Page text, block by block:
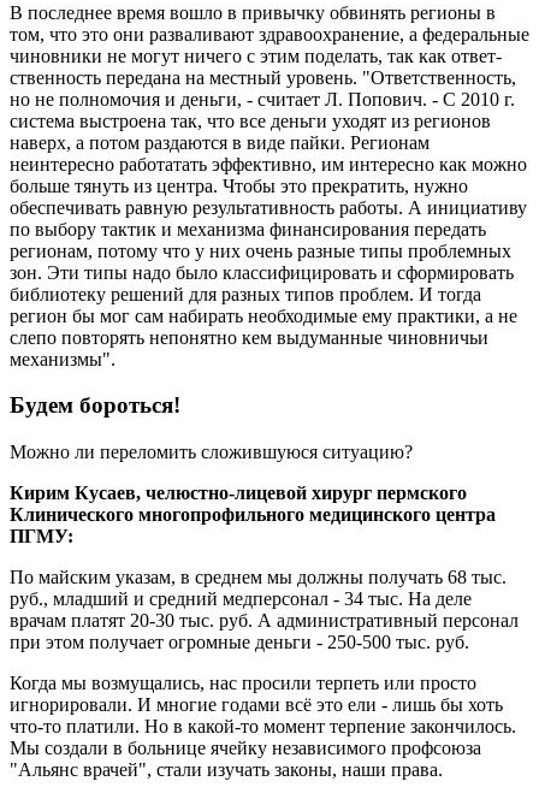
В последнее время вошло в привычку обвинять регионы в
том, что это они разваливают здравоохранение, а федеральные
чиновники не могут ничего с этим поделать, так как ответ­
ственность передана на местный уровень. "Ответственность,
но не полномочия и деньги, - считает Л. Попович. - С 2010 г.
система выстроена так, что все деньги уходят из регионов
наверх, а потом раздаются в виде пайки. Регионам
неинтересно работатать эффективно, им интересно как можно
больше тянуть из центра. Чтобы это прекратить, нужно
обеспечивать равную результативность работы. А инициативу
по выбору тактик и механизма финансирования передать
регионам, потому что у них очень разные типы проблемных
зон. Эти типы надо было классифицировать и сформировать
библиотеку решений для разных типов проблем. И тогда
регион бы мог сам набирать необходимые ему практики, а не
слепо повторять непонятно кем выдуманные чиновничьи
механизмы".
Будем бороться!
Можно ли переломить сложившуюся ситуацию?
Кирим Кусаев, челюстно-лицевой хирург пермского
Клинического много­профильного медицин­ского центра
ПГМУ:
По майским указам, в среднем мы должны получать 68 тыс.
руб., младший и средний медперсонал - 34 тыс. На деле
врачам платят 20-30 тыс. руб. А административный персонал
при этом получает огромные деньги - 250-500 тыс. руб.
Когда мы возмущались, нас просили терпеть или просто
игнорировали. И многие годами всё это ели - лишь бы хоть
что-то платили. Но в какой-то момент терпение закончилось.
Мы создали в больнице ячейку независимого профсоюза
"Альянс врачей", стали изучать законы, наши права.